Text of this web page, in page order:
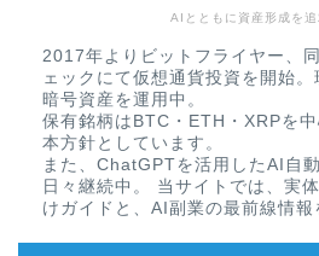
AIとともに資産形成を追
2017年よりビットフライヤー、
ェックにて仮想通貨投資を開始
暗号資産を運用中。
保有銘柄はBTC・ETH・XRPを
本方針としています。
また、ChatGPTを活用したAI自
日々継続中。 当サイトでは、実
けガイドと、AI副業の最前線情報